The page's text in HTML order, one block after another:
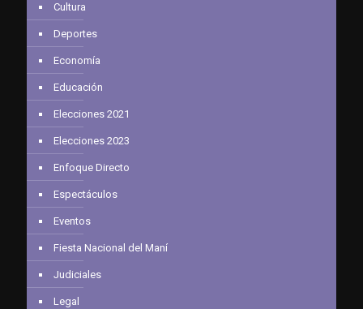
Cultura
Deportes
Economía
Educación
Elecciones 2021
Elecciones 2023
Enfoque Directo
Espectáculos
Eventos
Fiesta Nacional del Maní
Judiciales
Legal